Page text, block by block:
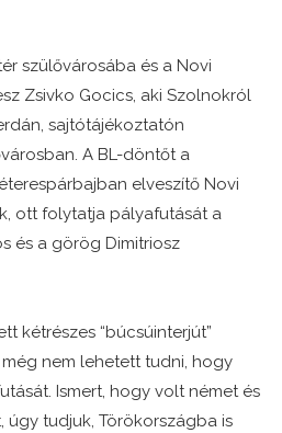
szülővárosába és a Novi
Zsivko Gocics, aki Szolnokról
sajtótájékoztatón
A BL-döntőt a
elveszítő Novi
ott folytatja pályafutását a
és a görög Dimitriosz
kétrészes “búcsúinterjút”
nem lehetett tudni, hogy
Ismert, hogy volt német és
úgy tudjuk, Törökországba is